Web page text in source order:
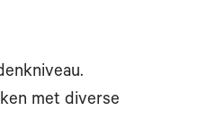
met diverse